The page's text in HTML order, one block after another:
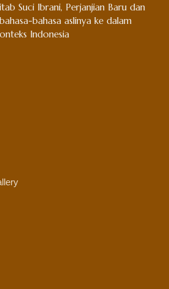
Suci Ibrani, Perjanjian Baru dan
bahasa aslinya ke dalam
Indonesia